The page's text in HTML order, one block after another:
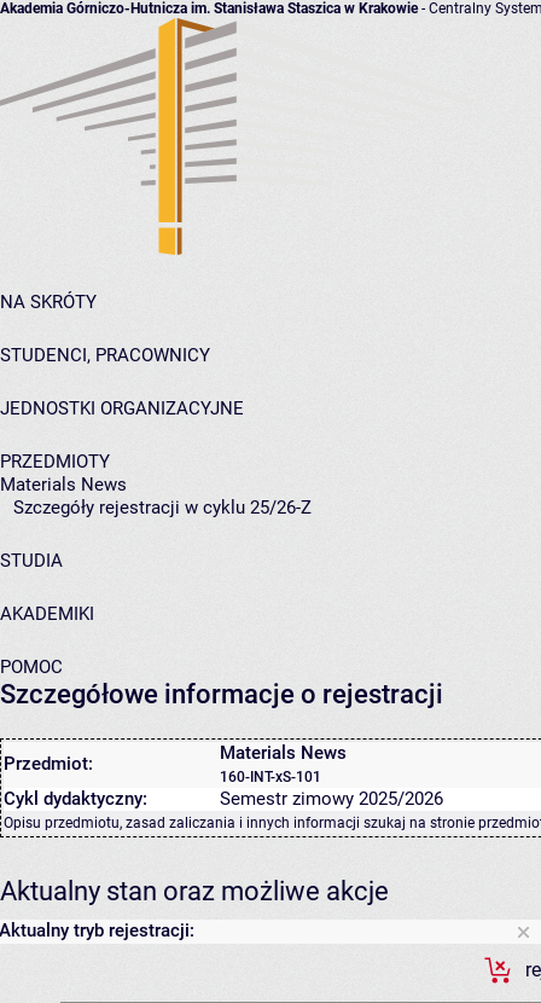
Akademia Górniczo-Hutnicza im. Stanisława Staszica w Krakowie- Centralny
NA SKRÓTY
STUDENCI, PRACOWNICY
JEDNOSTKI ORGANIZACYJNE
PRZEDMIOTY
Materials News
Szczegóły rejestracji w cyklu 25/26-Z
STUDIA
AKADEMIKI
POMOC
Szczegółowe informacje o rejestracji
Przedmiot: Materials News
160-INT-xS-101
Cykl dydaktyczny: Semestr zimowy 2025/2026
Opisu przedmiotu, zasad zaliczania i innych informacji szukaj na stronie
Aktualny stan oraz możliwe akcje
Aktualny tryb rejestracji: